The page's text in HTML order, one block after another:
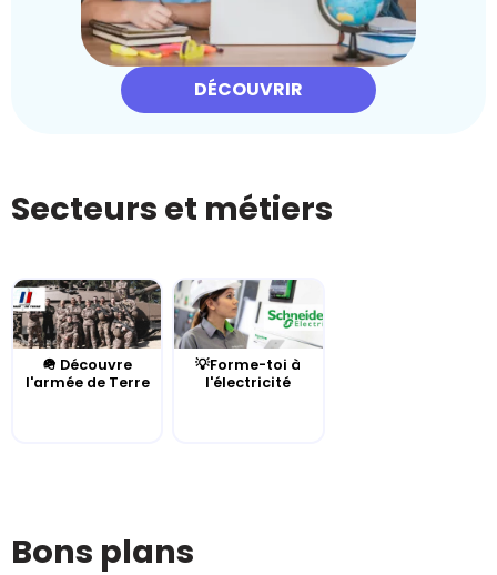
DÉCOUVRIR
Secteurs et métiers
🪖 Découvre
l'armée de Terre
💡Forme-toi à
l'électricité
Bons plans